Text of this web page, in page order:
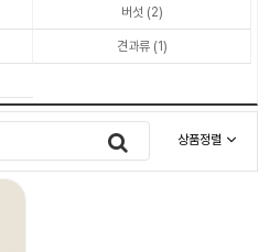
버섯 (2)
견과류 (1)
상품정렬